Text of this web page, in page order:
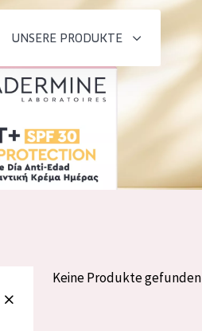
UNSERE PRODUKTE
Tagescreme
Nachtcreme
Keine Produkte gefunden